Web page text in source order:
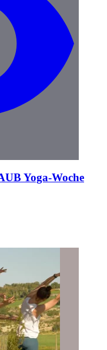
Yoga-Woche